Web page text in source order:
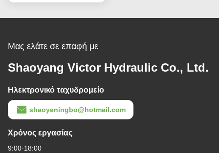
Μας ελάτε σε επαφή με
Shaoyang Victor Hydraulic Co., Ltd.
Ηλεκτρονικό ταχυδρομείο
shaoyeningbo@hotmail.com
Χρόνος εργασίας
9:00-18:00